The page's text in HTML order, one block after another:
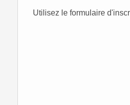
Utilisez le formulaire